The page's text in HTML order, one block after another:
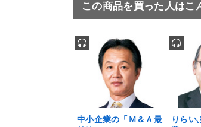
この商品を買った人はこ
中小企業の「Ｍ＆Ａ最
りらい